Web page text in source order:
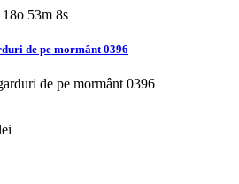
18o 53m 6s
de pe mormânt 0396
de pe mormânt 0396